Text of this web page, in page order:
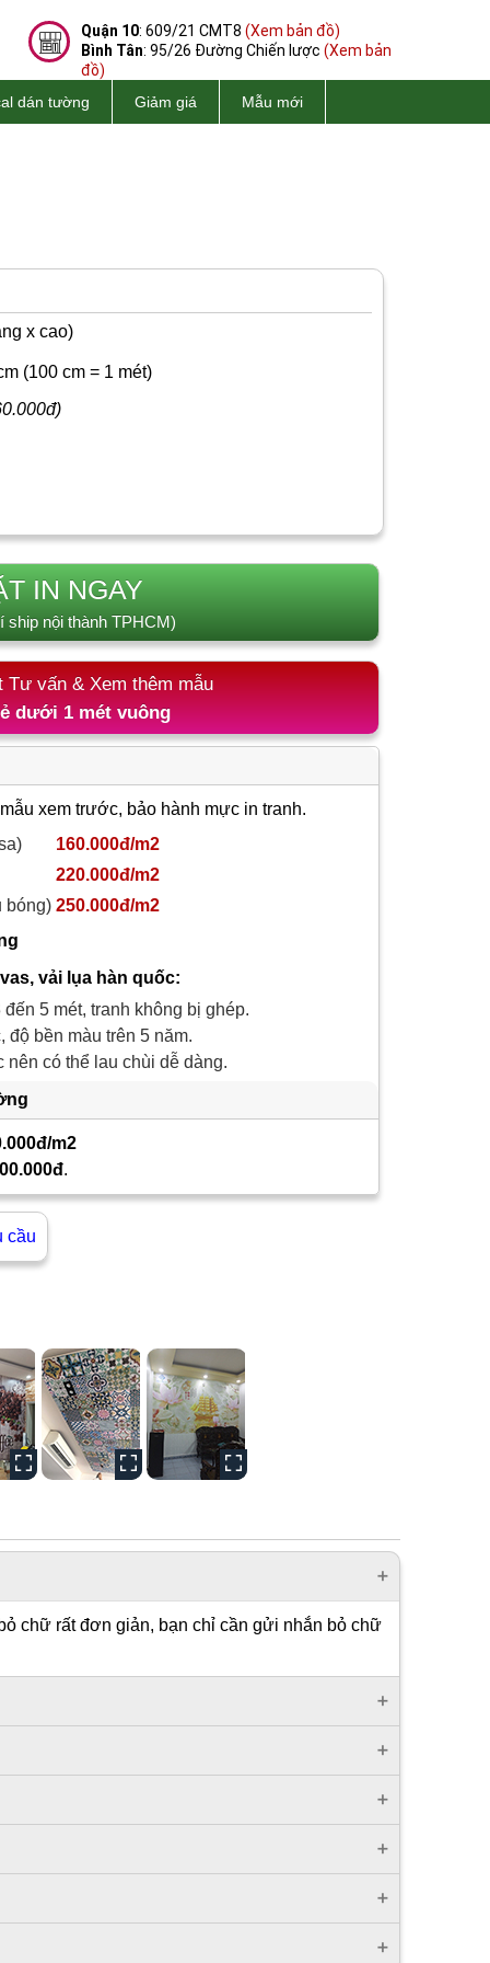
Quận 10: 609/21 CMT8 (Xem bản đồ)
Bình Tân: 95/26 Đường Chiến lược (Xem bản
đồ)
dán tường Giảm giá Mẫu mới
x cao)
(100 cm = 1 mét)
IN NGAY
ship nội thành TPHCM)
Tư vấn & Xem thêm mẫu
dưới 1 mét vuông
xem trước, bảo hành mực in tranh.
160.000đ/m2
220.000đ/m2
bóng) 250.000đ/m2
vải lụa hàn quốc:
5 mét, tranh không bị ghép.
bền màu trên 5 năm.
có thể lau chùi dễ dàng.
m2
.
cầu
chữ rất đơn giản, bạn chỉ cần gửi nhắn bỏ chữ